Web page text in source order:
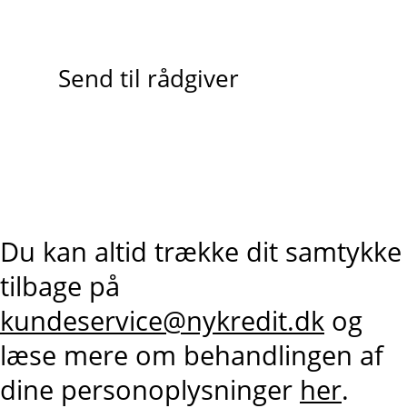
Send til rådgiver
Du kan altid trække dit samtykke
tilbage på
kundeservice@nykredit.dk og
læse mere om behandlingen af
dine personoplysninger her.